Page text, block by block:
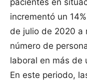
pacientes en
incrementó un
de julio de 2020 a
número de
laboral en más de
En este periodo,